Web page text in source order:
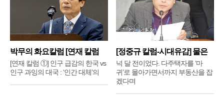
박무의 화요칼럼 [연재 칼럼
①]
[연재 칼럼 ①] 인구 급감의 한국 vs
인구 과잉의 대국 : ‘인간 대체’의
[정중규 칼럼-시대유감] 물은
배
넉 달 전이었다. 다주택자를 ‘마
귀’로 몰아가면서까지 부동산을 잡
겠다며